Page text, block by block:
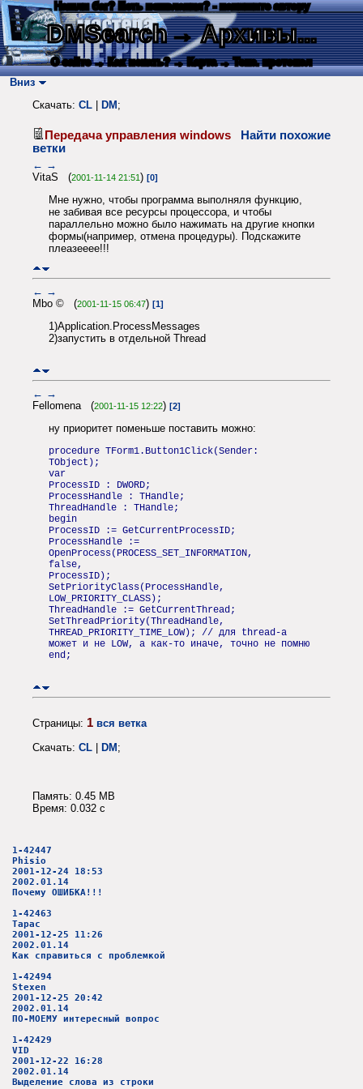
Нашли баг? Есть пожелания? - напишите автору
DMSearch→ Архивы...
О сайте → Как искать? → Карта → Текс. протокол
Вниз
Скачать: CL DM ;
Передача управления windows
Найти похожие
ветки
← →
VitaS (2001-11-14 21:51) [0]
Мне нужно, чтобы программа выполняля функцию,
не забивая все ресурсы процессора, и чтобы
параллельно можно было нажимать на другие кнопки
формы(например, отмена процедуры). Подскажите
плеазееее!!!
← →
Mbo © (2001-11-15 06:47) [1]
1)Application.ProcessMessages
2)запустить в отдельной Thread
← →
Fellomena (2001-11-15 12:22) [2]
ну приоритет поменьше поставить можно:
procedure TForm1.Button1Click(Sender:
TObject);
var
ProcessID : DWORD;
ProcessHandle : THandle;
ThreadHandle : THandle;
begin
ProcessID := GetCurrentProcessID;
ProcessHandle :=
OpenProcess(PROCESS_SET_INFORMATION,
false,
ProcessID);
SetPriorityClass(ProcessHandle,
LOW_PRIORITY_CLASS);
ThreadHandle := GetCurrentThread;
SetThreadPriority(ThreadHandle,
THREAD_PRIORITY_TIME_LOW); // для thread-a
может и не LOW, а как-то иначе, точно не помню
end;
Страницы: 1 вся ветка
Скачать: CL | DM;
Память: 0.45 MB
Время: 0.032 c
1-42447
Phisio
2001-12-24 18:53
2002.01.14
Почему ОШИБКА!!!
1-42463
Тарас
2001-12-25 11:26
2002.01.14
Как справиться с проблемкой
1-42494
Stexen
2001-12-25 20:42
2002.01.14
ПО-МОЕМУ интересный вопрос
1-42429
VID
2001-12-22 16:28
2002.01.14
Выделение слова из строки